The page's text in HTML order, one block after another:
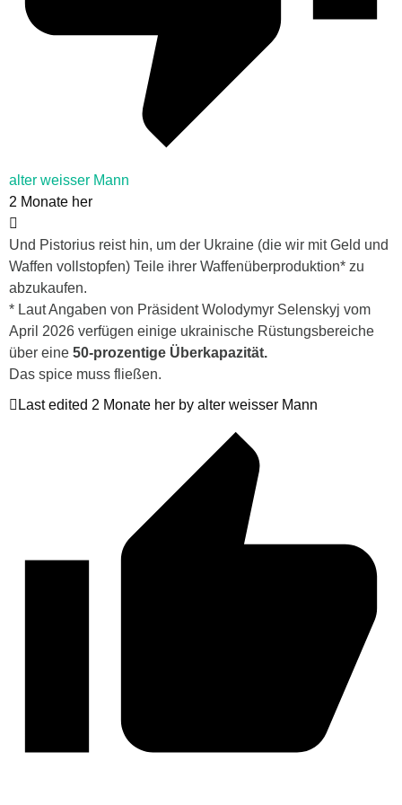
alter weisser Mann
2 Monate her
Und Pistorius reist hin, um der Ukraine (die wir mit Geld und
Waffen vollstopfen) Teile ihrer Waffenüberproduktion* zu
abzukaufen.
* Laut Angaben von Präsident Wolodymyr Selenskyj vom
April 2026 verfügen einige ukrainische Rüstungsbereiche
über eine 50-prozentige Überkapazität.
Das spice muss fließen.
Last edited 2 Monate her by alter weisser Mann